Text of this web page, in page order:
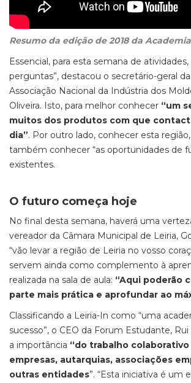
Resumo da edição de 2018 da
Essencial, para esta semana de atividades,
perguntas”, destacou o secretário-geral
Associação Nacional da Indústria dos
Oliveira. Isto, para melhor conhecer “um
muitos dos produtos com que
dia”. Por outro lado, conhecer esta
também conhecer “as oportunidades de
existentes.
O futuro começa hoje
No final desta semana, haverá uma
vereador da Câmara Municipal de Leiria,
“vão levar a região de Leiria no vosso
servem ainda como complemento à
realizada na sala de aula: “Aqui poderão
parte mais prática e aprofundar ao
Classificando a Leiria-In como “uma
sucesso”, o CEO da Forum Estudante,
a importância “do trabalho
empresas, autarquias, associações
outras entidades”. “Esta iniciativa é um